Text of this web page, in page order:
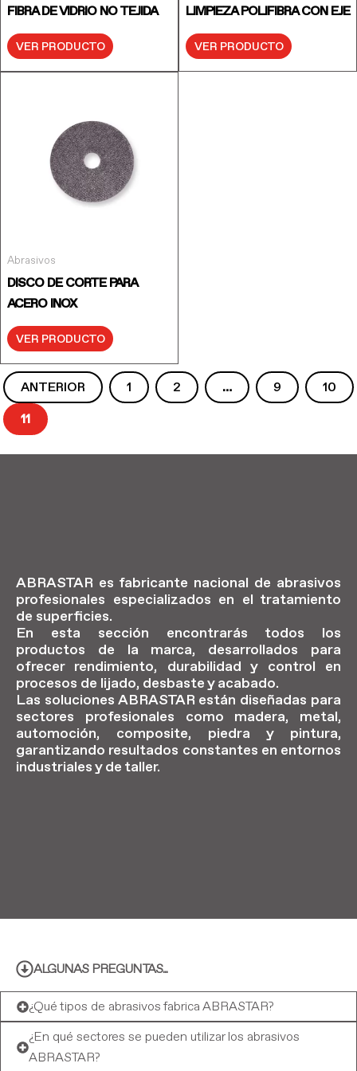
FIBRA DE VIDRIO NO TEJIDA
VER PRODUCTO
LIMPIEZA POLIFIBRA CON EJE
VER PRODUCTO
Abrasivos
DISCO DE CORTE PARA
ACERO INOX
VER PRODUCTO
ANTERIOR 1 2 … 9 10
11
ABRASTAR es fabricante nacional de abrasivos
profesionales especializados en el tratamiento
de superficies.
En esta sección encontrarás todos los
productos de la marca, desarrollados para
ofrecer rendimiento, durabilidad y control en
procesos de lijado, desbaste y acabado.
Las soluciones ABRASTAR están diseñadas para
sectores profesionales como madera, metal,
automoción, composite, piedra y pintura,
garantizando resultados constantes en entornos
industriales y de taller.
ALGUNAS PREGUNTAS...
¿Qué tipos de abrasivos fabrica ABRASTAR?
¿En qué sectores se pueden utilizar los abrasivos
ABRASTAR?